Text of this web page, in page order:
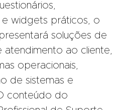
e widgets práticos, o
soluções de
atendimento ao cliente,
operacionais,
de sistemas e
conteúdo do